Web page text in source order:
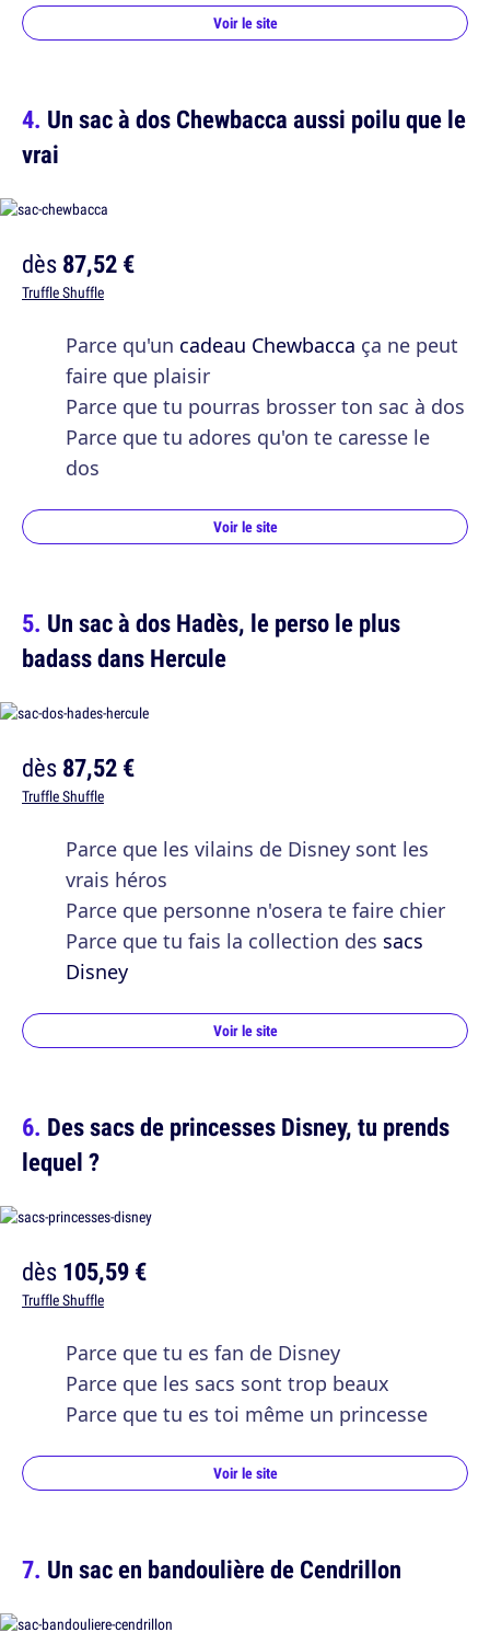
Voir le site
Un sac à dos Chewbacca aussi poilu que le
vrai
dès87,52 €
Truffle Shuffle
Parce qu'un cadeau Chewbacca ça ne peut
faire que plaisir
Parce que tu pourras brosser ton sac à dos
Parce que tu adores qu'on te caresse le
dos
Voir le site
Un sac à dos Hadès, le perso le plus
badass dans Hercule
dès87,52 €
Truffle Shuffle
Parce que les vilains de Disney sont les
vrais héros
Parce que personne n'osera te faire chier
Parce que tu fais la collection des sacs
Disney
Voir le site
Des sacs de princesses Disney, tu prends
lequel ?
dès105,59 €
Truffle Shuffle
Parce que tu es fan de Disney
Parce que les sacs sont trop beaux
Parce que tu es toi même un princesse
Voir le site
Un sac en bandoulière de Cendrillon